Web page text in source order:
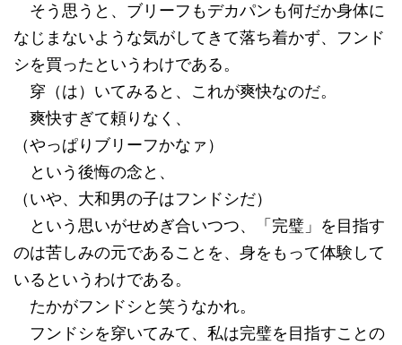
そう思うと、ブリーフもデカパンも何だか身体に
なじまないような気がしてきて落ち着かず、フンド
シを買ったというわけである。
穿（は）いてみると、これが爽快なのだ。
爽快すぎて頼りなく、
（やっぱりブリーフかなァ）
という後悔の念と、
（いや、大和男の子はフンドシだ）
という思いがせめぎ合いつつ、「完璧」を目指す
のは苦しみの元であることを、身をもって体験して
いるというわけである。
たかがフンドシと笑うなかれ。
フンドシを穿いてみて、私は完璧を目指すことの